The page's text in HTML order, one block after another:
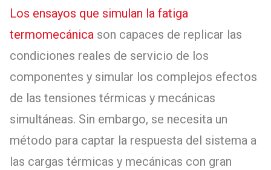
Los ensayos que simulan la fatiga
termomecánica son capaces de replicar las
condiciones reales de servicio de los
componentes y simular los complejos efectos
de las tensiones térmicas y mecánicas
simultáneas. Sin embargo, se necesita un
método para captar la respuesta del sistema a
las cargas térmicas y mecánicas con gran